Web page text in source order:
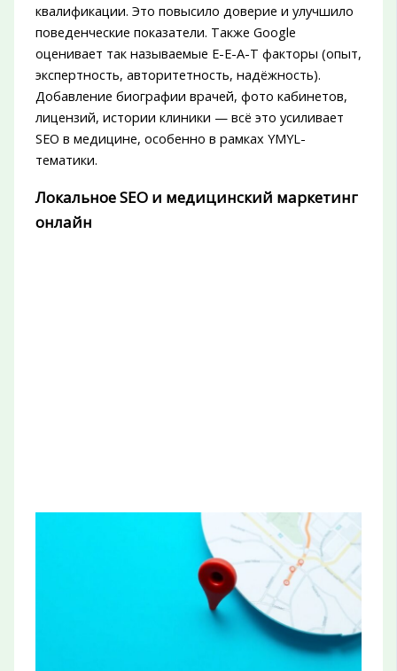
квалификации. Это повысило доверие и улучшило
поведенческие показатели. Также Google
оценивает так называемые E-E-A-T факторы (опыт,
экспертность, авторитетность, надёжность).
Добавление биографии врачей, фото кабинетов,
лицензий, истории клиники — всё это усиливает
SEO в медицине, особенно в рамках YMYL-
тематики.
Локальное SEO и медицинский маркетинг
онлайн